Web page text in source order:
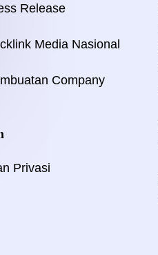
Release
Media Nasional
Company
Privasi